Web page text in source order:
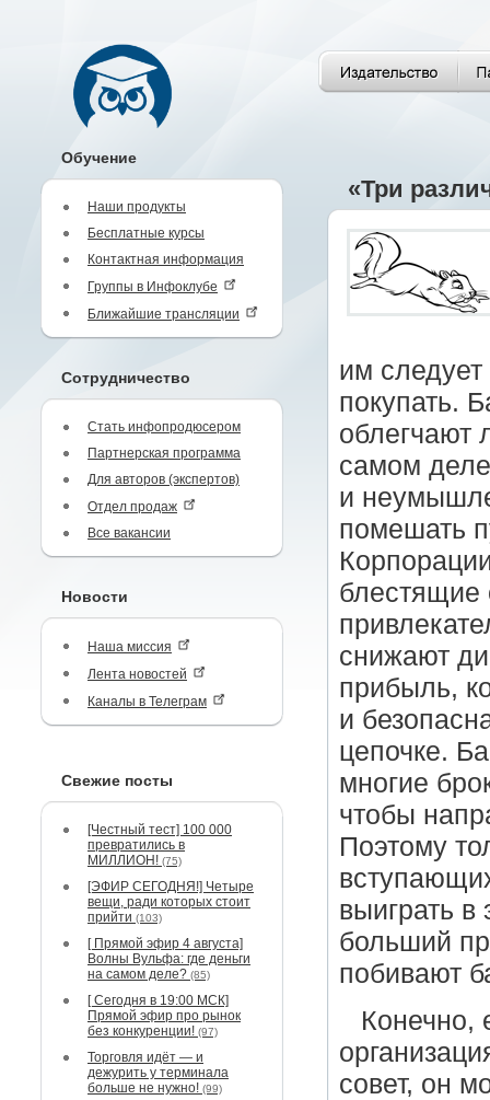
Обучение
Наши продукты
Бесплатные курсы
Контактная информация
Группы в Инфоклубе
Ближайшие трансляции
Сотрудничество
Стать инфопродюсером
Партнерская программа
Для авторов (экспертов)
Отдел продаж
Все вакансии
Новости
Наша миссия
Лента новостей
Каналы в Телеграм
Свежие посты
[Честный тест] 100 000
превратились в
МИЛЛИОН! (75)
[ЭФИР СЕГОДНЯ!] Четыре
вещи, ради которых стоит
прийти (103)
[ Прямой эфир 4 августа]
Волны Вульфа: где деньги
на самом деле? (85)
[ Сегодня в 19:00 МСК]
Прямой эфир про рынок
без конкуренции! (97)
Торговля идёт — и
дежурить у терминала
больше не нужно! (99)
«Три
им следует
покупать.
облегчают
самом
и
помешать
блестящие
снижают
прибыль,
и
цепочке.
многие
чтобы
Поэтому
выиграть в
больший
побивают
Конечно,
совет, он